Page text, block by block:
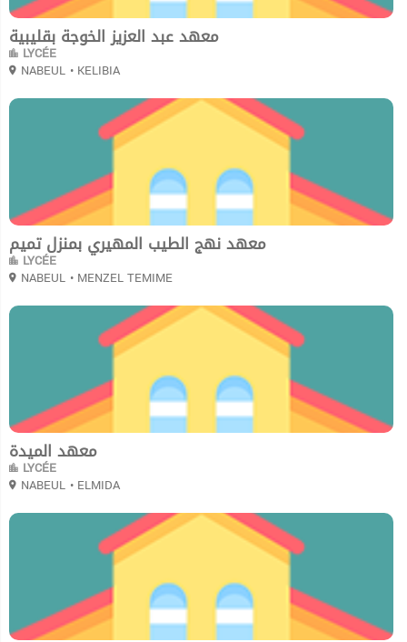
معهد عبد العزيز الخوجة بقليبية
LYCÉE
NABEUL • KELIBIA
معهد نهج الطيب المهيري بمنزل تميم
LYCÉE
NABEUL • MENZEL TEMIME
معهد الميدة
LYCÉE
NABEUL • ELMIDA